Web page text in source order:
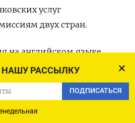
РАССЫЛКУ
ПОДПИСАТЬСЯ
услуг
двух стран.
на английском языке
Спайсер, Эзги